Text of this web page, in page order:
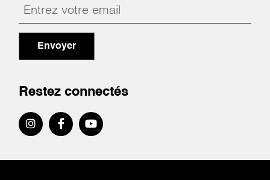
Envoyer
Restez connectés